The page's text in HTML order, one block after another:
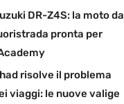
DR-Z4S: la moto da
pronta per
risolve il problema
viaggi: le nuove valige